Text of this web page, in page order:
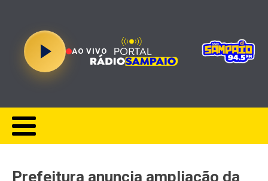
AO VIVO
Prefeitura anuncia ampliação da